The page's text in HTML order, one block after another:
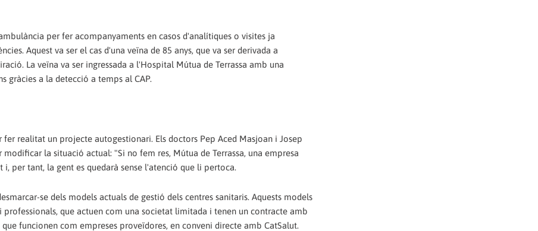
per fer acompanyaments en casos d'analítiques o visites ja
Aquest va ser el cas d'una veïna de 85 anys, que va ser derivada a
La veïna va ser ingressada a l'Hospital Mútua de Terrassa amb una
gràcies a la detecció a temps al CAP.
realitat un projecte autogestionari. Els doctors Pep Aced Masjoan i Josep
la situació actual: "Si no fem res, Mútua de Terrassa, una empresa
per tant, la gent es quedarà sense l'atenció que li pertoca.
se dels models actuals de gestió dels centres sanitaris. Aquests models
professionals, que actuen com una societat limitada i tenen un contracte amb
funcionen com empreses proveïdores, en conveni directe amb CatSalut.